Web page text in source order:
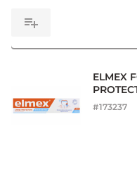
ELMEX
#173237